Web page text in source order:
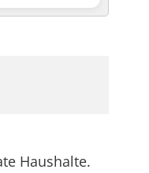
Haushalte.